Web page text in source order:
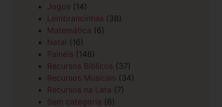
Jogos (14)
Lembrancinhas (38)
Matemática (6)
Natal (16)
Painéis (148)
Recursos Bíblicos (37)
Recursos Musicais (34)
Recursos na Lata (7)
Sem categoria (6)